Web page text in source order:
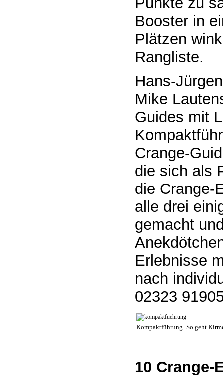
Booster in
Plätzen
Rangliste.
Hans-
Mike
Guides mit
Crange-
die sich als
die Crange-
alle drei
gemacht
Erlebnisse
nach
02323
Kompaktführung_So geht
10